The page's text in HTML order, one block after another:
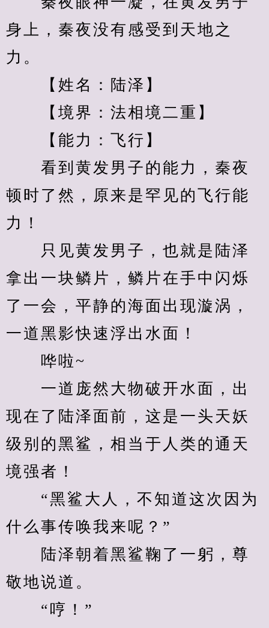
身上，秦夜没有感受到天地之
力。
【姓名：陆泽】
【境界：法相境二重】
【能力：飞行】
看到黄发男子的能力，秦夜
顿时了然，原来是罕见的飞行能
力！
只见黄发男子，也就是陆泽
拿出一块鳞片，鳞片在手中闪烁
了一会，平静的海面出现漩涡，
一道黑影快速浮出水面！
哗啦~
一道庞然大物破开水面，出
现在了陆泽面前，这是一头天妖
级别的黑鲨，相当于人类的通天
境强者！
“黑鲨大人，不知道这次因为
什么事传唤我来呢？”
陆泽朝着黑鲨鞠了一躬，尊
敬地说道。
“哼！”